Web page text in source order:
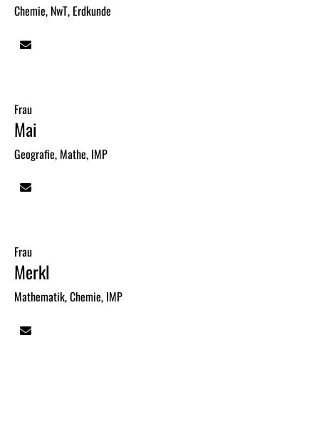
Chemie, NwT, Erdkunde
Frau
Mai
Geografie, Mathe, IMP
Frau
Merkl
Mathematik, Chemie, IMP